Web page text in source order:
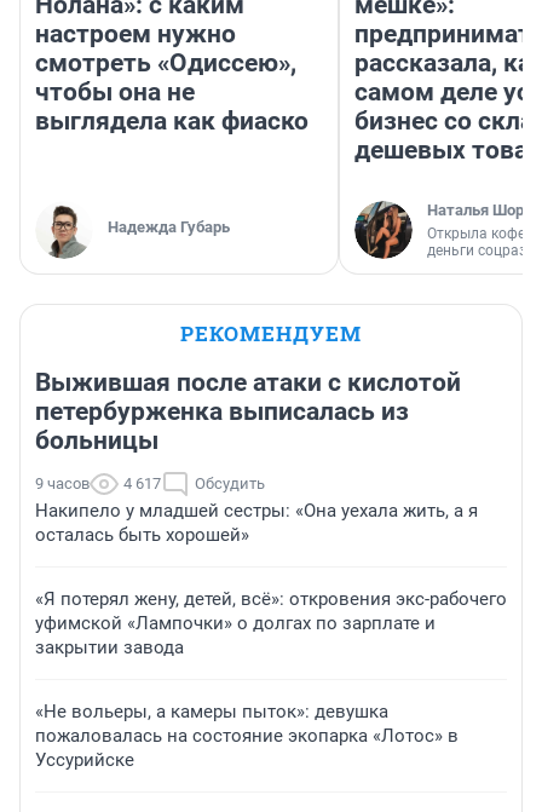
настроем нужно
смотреть «Одиссею»,
чтобы она не
выглядела как фиаско
Надежда Губарь
рассказала,
самом деле
бизнес со
дешевых
Наталья
Открыла
деньги
РЕКОМЕНДУЕМ
Выжившая после атаки с кислотой
петербурженка выписалась из
больницы
9 часов 4 617 Обсудить
Накипело у младшей сестры: «Она уехала жить, а я
осталась быть хорошей»
«Я потерял жену, детей, всё»: откровения экс-рабочего
уфимской «Лампочки» о долгах по зарплате и
закрытии завода
«Не вольеры, а камеры пыток»: девушка
пожаловалась на состояние экопарка «Лотос» в
Уссурийске